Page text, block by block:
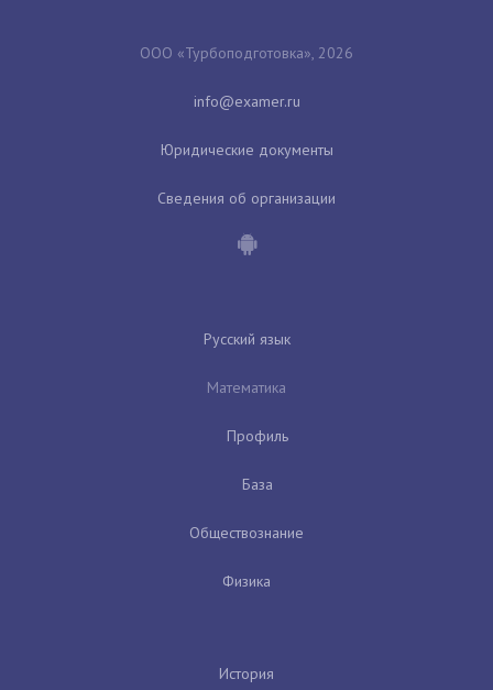
ООО «Турбоподготовка», 2026
Юридические документы
Сведения об организации
Русский язык
Математика
Профиль
База
Обществознание
Физика
История